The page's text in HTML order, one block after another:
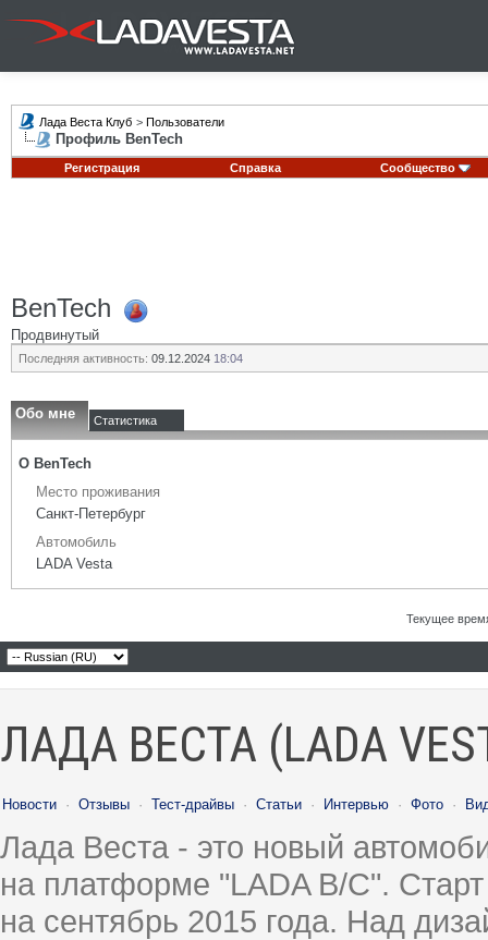
Лада Веста Клуб > Пользователи
Профиль BenTech
Регистрация Справка Сообщество
BenTech
Продвинутый
Последняя активность: 09.12.2024 18:04
Обо мне Статистика
О BenTech
Место проживания
Санкт-Петербург
Автомобиль
LADA Vesta
Текущее
ЛАДА ВЕСТА (LADA
Новости · Отзывы · Тест-драйвы · Статьи · Интервью · Фото ·
Лада Веста - это новый
на платформе "LADA B/C".
на сентябрь 2015 года. Над